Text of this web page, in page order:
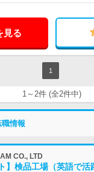
見る
1
1～2件 (全2件中)
情報
CO., LTD
】検品工場（英語で活